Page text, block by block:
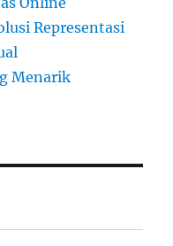
Representasi
Menarik